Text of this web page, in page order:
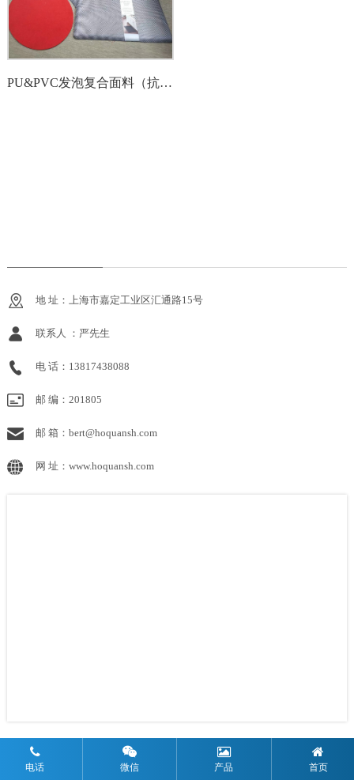
PU&PVC发泡复合面料（抗疲劳垫）
地 址：上海市嘉定工业区汇通路15号
联系人 ：严先生
电 话：13817438088
邮 编：201805
邮 箱：bert@hoquansh.com
网 址：www.hoquansh.com
Copyright © 2021 上海泓全复合面料有限公司 All Rights Reserved
沪ICP备11044510
电话 微信 产品 首页